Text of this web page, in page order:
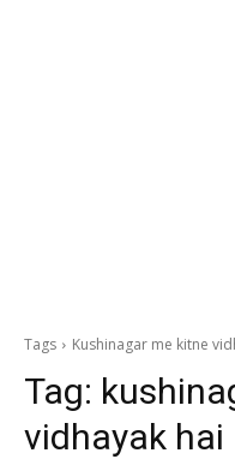
Tags Kushinagar me kitne
Tag:
vidhayak hai